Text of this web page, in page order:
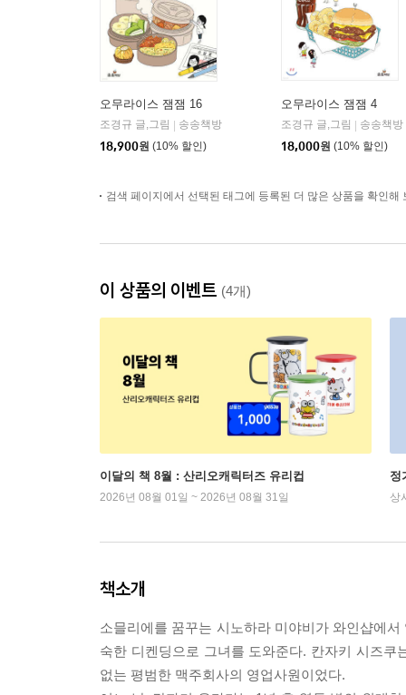
오무라이스 잼잼 16
조경규 글,그림
송송책방
18,900원 (10% 할인)
오무라이스 잼잼 4
조경규 글,그림
송송책방
18,000원 (10% 할인)
검색 페이지에서 선택된 태그에 등록된 더 많은 상품을 확인해
이 상품의 이벤트 (4개)
이달의 책 8월 : 산리오캐릭터즈 유리컵
2026년 08월 01일 ~ 2026년 08월 31일
정
상
책소개
소믈리에를 꿈꾸는 시노하라 미야비가 와인샵에
숙한 디켄딩으로 그녀를 도와준다. 칸자키 시즈
없는 평범한 맥주회사의 영업사원이었다.